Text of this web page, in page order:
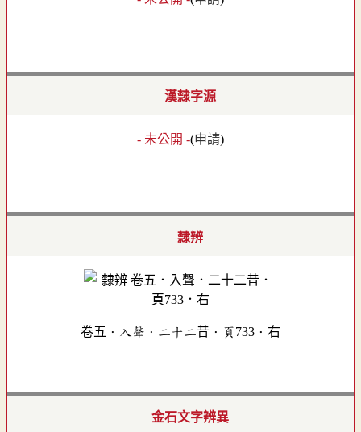
漢隸字源
- 未公開 -(申請)
隸辨
卷五．入聲．二十二昔．頁733．右
金石文字辨異